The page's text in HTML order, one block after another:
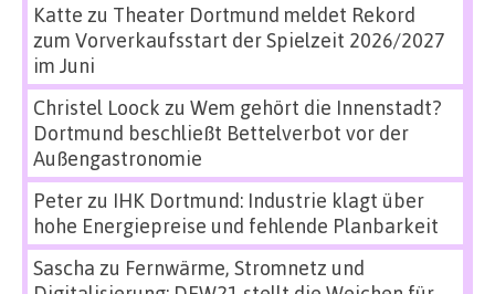
Katte zu Theater Dortmund meldet Rekord
zum Vorverkaufsstart der Spielzeit 2026/2027
im Juni
Christel Loock zu Wem gehört die Innenstadt?
Dortmund beschließt Bettelverbot vor der
Außengastronomie
Peterzu IHK Dortmund: Industrie klagt über
hohe Energiepreise und fehlende Planbarkeit
Sascha zu Fernwärme, Stromnetz und